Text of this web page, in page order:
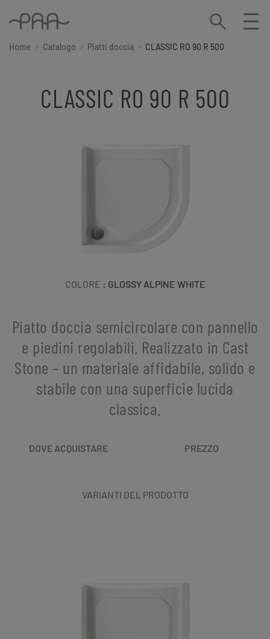
Home Catalogo Piatti doccia CLASSIC RO 90 R 500
CLASSIC RO 90 R 500
COLORE : GLOSSY ALPINE WHITE
Piatto doccia semicircolare con pannello
e piedini regolabili. Realizzato in Cast
Stone – un materiale affidabile, solido e
stabile con una superficie lucida
classica.
DOVE ACQUISTARE PREZZO
VARIANTI DEL PRODOTTO